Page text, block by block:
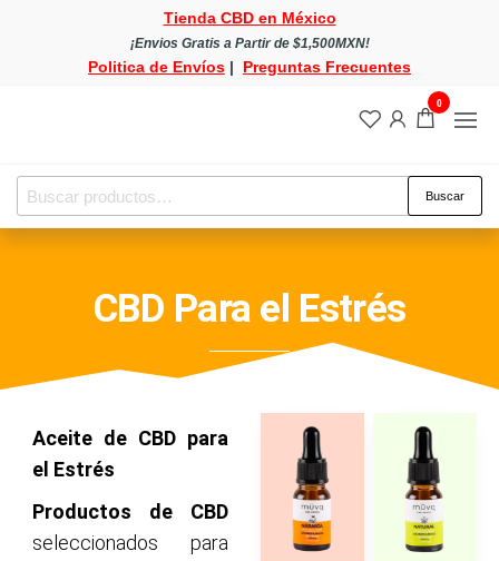
Tienda CBD en México
¡Envios Gratis a Partir de $1,500MXN!
Politica de Envíos Preguntas Frecuentes
en
México
México
0
Buscar
CBD Para el Estrés
Aceite de CBD para
el Estrés
Productos de CBD
seleccionados para